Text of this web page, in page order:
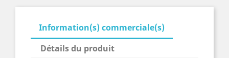
Information(s) commerciale(s)
Détails du produit